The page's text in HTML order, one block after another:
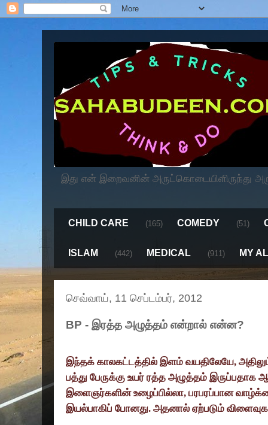
இது என் இறைவனின் அருட்கொடையிளிருந்து
CHILD CARE (165) COMEDY (51)
ISLAM (442) MEDICAL (911) MY
செவ்வாய், 11 செப்டம்பர், 2012
BP - இரத்த அழுத்தம் என்றால் என்ன?
இந்தக் காலகட்டத்தில் இளம் வயதிலேயே,
பத்து பேருக்கு உயர் ரத்த அழுத்தம்
இளைஞர்களின் உழைப்பில்லா, பரபரப்பான
இயல்பாகிப் போனது. அதனால் ஏற்படும்